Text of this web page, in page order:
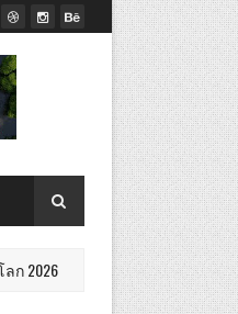
ไลฟ์สไตล์ สถานเอกอัค